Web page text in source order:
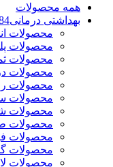
همه محصولات
بهداشتی درمانی184
محصولات
محصولات
محصولات
محصولات
محصولات
محصولات
محصولات
محصولات
محصولات
محصولات
محصولات